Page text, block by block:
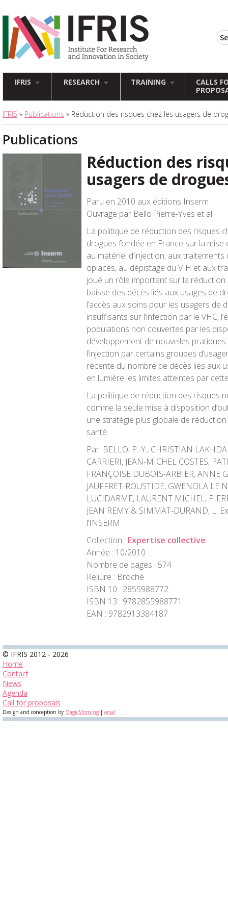
IFRIS RESEARCH TRAINING
CALLS
IFRIS » Publications » Réduction des risques chez les usagers de
Publications
Réduction des
usagers de
Paru en 2010 aux éditions Inserm
Ouvrage par Bello Pierre-Yves et al.
La politique de réduction des risques
drogues fondée en France sur la mise
au matériel d’injection, aux
opiacés, au dépistage du VIH et aux
joué un rôle important sur la réduction
baisse des décès liés aux usages de
l’accès aux soins pour les usagers de
insuffisants sur l’infection par le VHC,
populations non couvertes par les
développement de nouvelles
l’injection par certains groupes
récente du nombre de décès liés aux
en lumière les limites atteintes par
La politique de réduction des risques
comme la seule mise à disposition
une stratégie plus globale de
santé.
Par: BELLO, P.-Y., CHRISTIAN
CARRIERI, JEAN-MICHEL COSTES,
FRANÇOISE DUBOIS-ARBIER, ANNE
JAUFFRET-ROUSTIDE, GWENOLA LE
LUCIDARME, LAURENT MICHEL,
JEAN REMY & SIMMAT-DURAND, L.
l’INSERM
Collection : Expertise collective
Année : 10/2010
Nombre de pages : 574
Reliure : Broché
ISBN 10 : 2855988772
ISBN 13 : 9782855988771
EAN : 9782913384187
© IFRIS 2012 - 2026
Home
Contact
News
Agenda
Call for proposals
Design and conception by MagicMorning | orsal